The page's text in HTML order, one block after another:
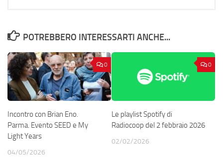
POTREBBERO INTERESSARTI ANCHE...
0
Incontro con Brian Eno.
Parma. Evento SEED e My
Light Years
04/05/2026
0
Le playlist Spotify di
Radiocoop del 2 febbraio 2026
02/02/2026